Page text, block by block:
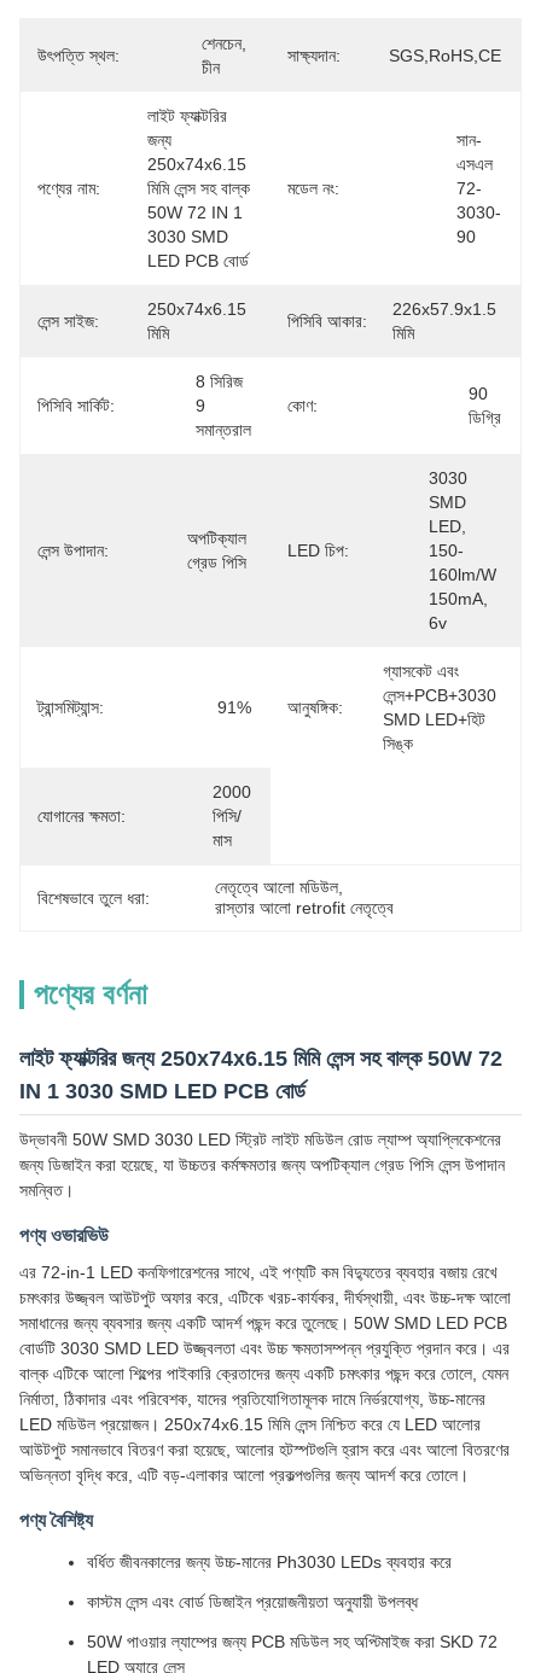
উৎপত্তি স্থল:
শেনচেন,
চীন
সাক্ষ্যদান: SGS,RoHS,CE
পণ্যের নাম:
লাইট ফ্যাক্টরির
জন্য
250x74x6.15
মিমি লেন্স সহ বাল্ক
50W 72 IN 1
3030 SMD
LED PCB বোর্ড
মডেল নং:
সান-
এসএল
72-
3030-
90
লেন্স সাইজ:
250x74x6.15
মিমি
পিসিবি আকার:
226x57.9x1.5
মিমি
পিসিবি সার্কিট:
8 সিরিজ
9
সমান্তরাল
কোণ:
90
ডিগ্রি
লেন্স উপাদান:
অপটিক্যাল
গ্রেড পিসি
LED চিপ:
3030
SMD
LED,
150-
160lm/w
150mA,
6v
ট্রান্সমিট্যান্স: 91% আনুষঙ্গিক:
গ্যাসকেট এবং
লেন্স+PCB+3030
SMD LED+হিট
সিঙ্ক
যোগানের ক্ষমতা:
2000
পিসি/
মাস
বিশেষভাবে তুলে ধরা:
নেতৃত্বে আলো মডিউল
রাস্তার আলো retrofit নেতৃত্বে
পণ্যের বর্ণনা
লাইট ফ্যাক্টরির জন্য 250x74x6.15 মিমি লেন্স সহ বাল্ক 50W 72
IN 1 3030 SMD LED PCB বোর্ড
উদ্ভাবনী 50W SMD 3030 LED স্ট্রিট লাইট মডিউল রোড ল্যাম্প অ্যাপ্লিকেশনের
জন্য ডিজাইন করা হয়েছে, যা উচ্চতর কর্মক্ষমতার জন্য অপটিক্যাল গ্রেড পিসি লেন্স উপাদান
সমন্বিত।
পণ্য ওভারভিউ
এর 72-in-1 LED কনফিগারেশনের সাথে, এই পণ্যটি কম বিদ্যুতের ব্যবহার বজায় রেখে
চমৎকার উজ্জ্বল আউটপুট অফার করে, এটিকে খরচ-কার্যকর, দীর্ঘস্থায়ী, এবং উচ্চ-দক্ষ আলো
সমাধানের জন্য ব্যবসার জন্য একটি আদর্শ পছন্দ করে তুলেছে। 50W SMD LED PCB
বোর্ডটি 3030 SMD LED উজ্জ্বলতা এবং উচ্চ ক্ষমতাসম্পন্ন প্রযুক্তি প্রদান করে। এর
বাল্ক এটিকে আলো শিল্পের পাইকারি ক্রেতাদের জন্য একটি চমৎকার পছন্দ করে তোলে, যেমন
নির্মাতা, ঠিকাদার এবং পরিবেশক, যাদের প্রতিযোগিতামূলক দামে নির্ভরযোগ্য, উচ্চ-মানের
LED মডিউল প্রয়োজন। 250x74x6.15 মিমি লেন্স নিশ্চিত করে যে LED আলোর
আউটপুট সমানভাবে বিতরণ করা হয়েছে, আলোর হটস্পটগুলি হ্রাস করে এবং আলো বিতরণের
অভিন্নতা বৃদ্ধি করে, এটি বড়-এলাকার আলো প্রকল্পগুলির জন্য আদর্শ করে তোলে।
পণ্য বৈশিষ্ট্য
বর্ধিত জীবনকালের জন্য উচ্চ-মানের Ph3030 LEDs ব্যবহার করে
কাস্টম লেন্স এবং বোর্ড ডিজাইন প্রয়োজনীয়তা অনুযায়ী উপলব্ধ
50W পাওয়ার ল্যাম্পের জন্য PCB মডিউল সহ অপ্টিমাইজ করা SKD 72
LED অ্যারে লেন্স